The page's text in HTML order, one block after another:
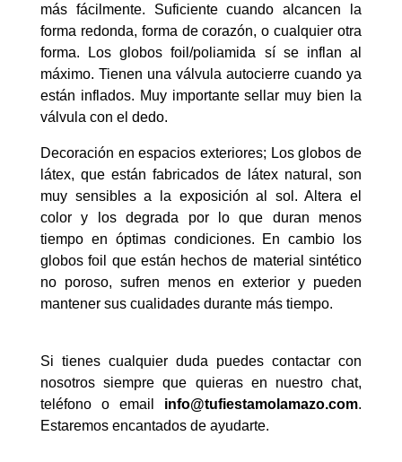
más fácilmente. Suficiente cuando alcancen la
forma redonda, forma de corazón, o cualquier otra
forma. Los globos foil/poliamida sí se inflan al
máximo. Tienen una válvula autocierre cuando ya
están inflados. Muy importante sellar muy bien la
válvula con el dedo.
Decoración en espacios exteriores; Los globos de
látex, que están fabricados de látex natural, son
muy sensibles a la exposición al sol. Altera el
color y los degrada por lo que duran menos
tiempo en óptimas condiciones. En cambio los
globos foil que están hechos de material sintético
no poroso, sufren menos en exterior y pueden
mantener sus cualidades durante más tiempo.
Si tienes cualquier duda puedes contactar con
nosotros siempre que quieras en nuestro chat,
teléfono o email info@tufiestamolamazo.com.
Estaremos encantados de ayudarte.